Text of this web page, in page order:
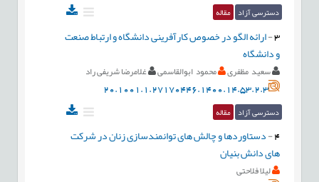
دسترسی آزاد مقاله
3
-ارائه الگو در خصوص کارآفرینی دانشگاه و ارتباط صنعت
و دانشگاه
سعید مظفری محمود ابوالقاسمی غلامرضا شریفی راد
20.1001.1.27170446.1400.14.53.2.3
دسترسی آزاد مقاله
4
-دستاوردها و چالش های توانمندسازی زنان در شرکت
های دانش بنیان
لیلا فلاحتی